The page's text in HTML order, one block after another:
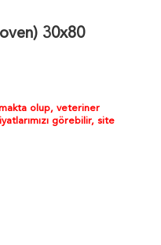
30x80
olup, veteriner
görebilir, site